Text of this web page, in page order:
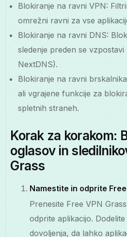
Blokiranje na ravni VPN:
omrežni ravni za vse
Blokiranje na ravni DNS:
sledenje preden se
NextDNS).
Blokiranje na ravni
ali vgrajene funkcije za
spletnih straneh.
Korak za korakom:
oglasov in
Grass
Namestite in odprite
Prenesite Free VPN
odprite aplikacijo.
dovoljenja, da lahko